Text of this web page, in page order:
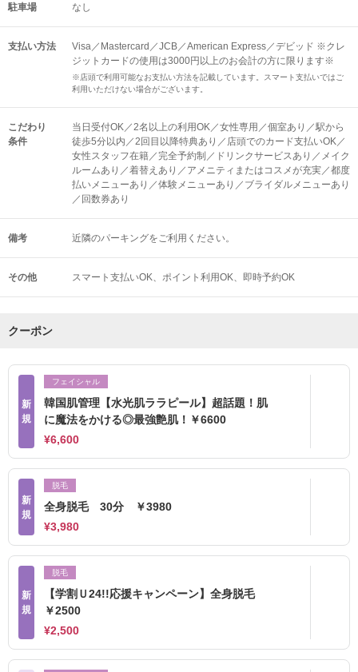
駐車場 なし
支払い方法
Visa／Mastercard／JCB／American Express／デビッド ※クレ
ジットカードの使用は3000円以上のお会計の方に限ります※
※店頭で利用可能なお支払い方法を記載しています。スマート支払いではご
利用いただけない場合がございます。
こだわり
条件
当日受付OK／2名以上の利用OK／女性専用／個室あり／駅から
徒歩5分以内／2回目以降特典あり／店頭でのカード支払いOK／
女性スタッフ在籍／完全予約制／ドリンクサービスあり／メイク
ルームあり／着替えあり／アメニティまたはコスメが充実／都度
払いメニューあり／体験メニューあり／ブライダルメニューあり
／回数券あり
備考 近隣のパーキングをご利用ください。
その他 スマート支払いOK ポイント利用OK 即時予約OK
クーポン
新
規
フェイシャル
韓国肌管理【水光肌ララピール】超話題！肌
に魔法をかける◎最強艶肌！￥6600
¥6,600
新
規
脱毛
全身脱毛 30分 ￥3980
¥3,980
新
規
脱毛
【学割Ｕ24!!応援キャンペーン】全身脱毛
￥2500
¥2,500